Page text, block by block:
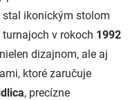
stal ikonickým stolom
v rokoch 1992
dizajnom, ale aj
ktoré zaručuje
, precízne